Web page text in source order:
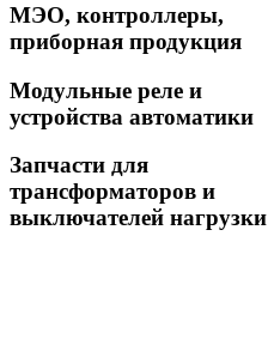
МЭО, контроллеры,
приборная продукция
Модульные реле и
устройства автоматики
Запчасти для
трансформаторов и
выключателей нагрузки